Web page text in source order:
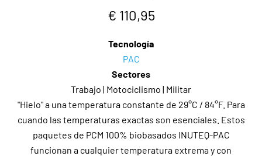
€ 110,95
Tecnología
PAC
Sectores
Trabajo | Motociclismo | Militar
"Hielo" a una temperatura constante de 29°C / 84°F. Para
cuando las temperaturas exactas son esenciales. Estos
paquetes de PCM 100% biobasados INUTEQ-PAC
funcionan a cualquier temperatura extrema y con